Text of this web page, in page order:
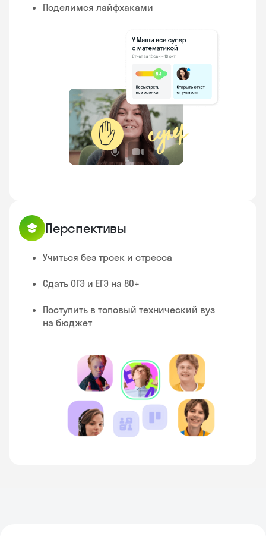
Поделимся лайфхаками
✋
Перспективы
Учиться без троек и стресса
Сдать ОГЭ и ЕГЭ на 80+
Поступить в топовый технический вуз
на бюджет